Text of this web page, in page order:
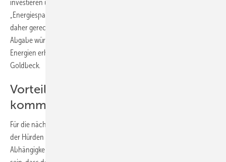
investieren und so das Stromnetz entlasten auch nicht mit einer
„Energiespar-Entsolidarisierungsabgabe“ bestraft. „Wenden wir uns
daher gerechten und wirksamen Maßnahmen zu: Eine globale CO2-
Abgabe würde für alle einheitlich die Stromkosten aus fossilen
Energien erhöhen – und die EEG-Umlage senken“, betont Joachim
Goldbeck.
Vorteile der Solarenergie besser
kommunizieren
Für die nächsten Monate sieht er die Hauptaufgabe in der Beseitigung
der Hürden für neue Geschäftsmodelle. Das Ziel ist, aus der
Abhängigkeit von der Förderung herauszukommen. „Es kann nicht